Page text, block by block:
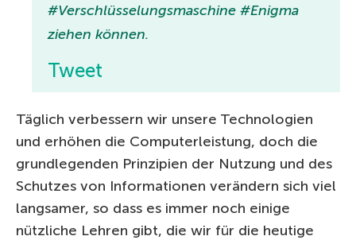
#Verschlüsselungsmaschine #Enigma
ziehen können.
Tweet
Täglich verbessern wir unsere Technologien
und erhöhen die Computerleistung, doch die
grundlegenden Prinzipien der Nutzung und des
Schutzes von Informationen verändern sich viel
langsamer, so dass es immer noch einige
nützliche Lehren gibt, die wir für die heutige